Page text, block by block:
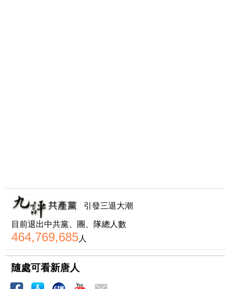
引發三退大潮
目前退出中共黨、團、隊總人數
464,769,685人
隨處可看新唐人